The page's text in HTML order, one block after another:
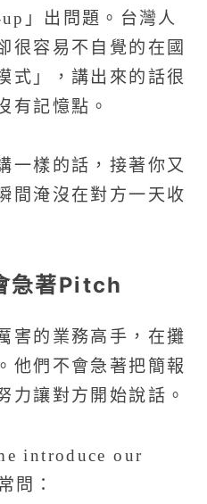
」出問題。台灣人
很容易不自覺的在國
式」，講出來的話很
有記憶點。
一樣的話，接著你又
間淹沒在對方一天收
急著Pitch
害的業務高手，在攤
他們不會急著把簡報
力讓對方開始說話。
introduce our
問：